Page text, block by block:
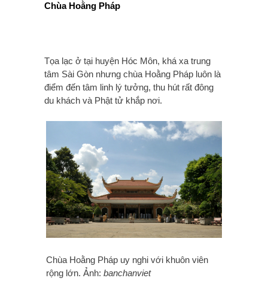
Chùa Hoằng Pháp
Tọa lạc ở tại huyện Hóc Môn, khá xa trung
tâm Sài Gòn nhưng chùa Hoằng Pháp luôn là
điểm đến tâm linh lý tưởng, thu hút rất đông
du khách và Phật tử khắp nơi.
Chùa Hoằng Pháp uy nghi với khuôn viên
rộng lớn. Ảnh: banchanviet